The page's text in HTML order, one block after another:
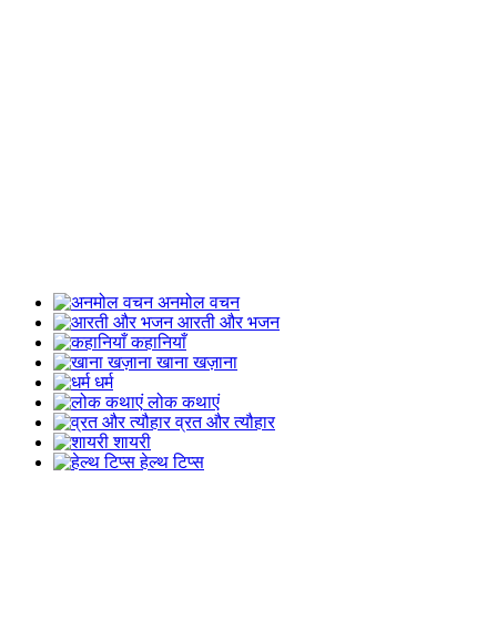
अनमोल वचन
आरती और भजन
कहानियाँ
खाना खज़ाना
धर्म
लोक कथाएं
व्रत और त्यौहार
शायरी
हेल्थ टिप्स